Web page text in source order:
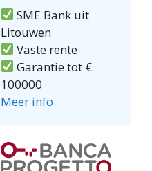
SME Bank uit
Litouwen
Vaste rente
Garantie tot €
100000
Meer info